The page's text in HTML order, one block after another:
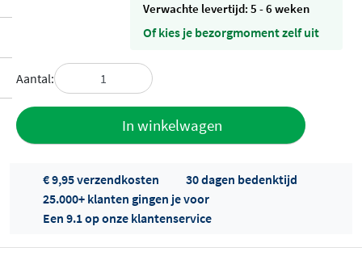
Verwachte levertijd: 5 - 6 weken
Of kies je bezorgmoment zelf uit
Aantal:
In winkelwagen
€ 9,95 verzendkosten
30 dagen bedenktijd
25.000+ klanten gingen je voor
Een 9.1 op onze klantenservice